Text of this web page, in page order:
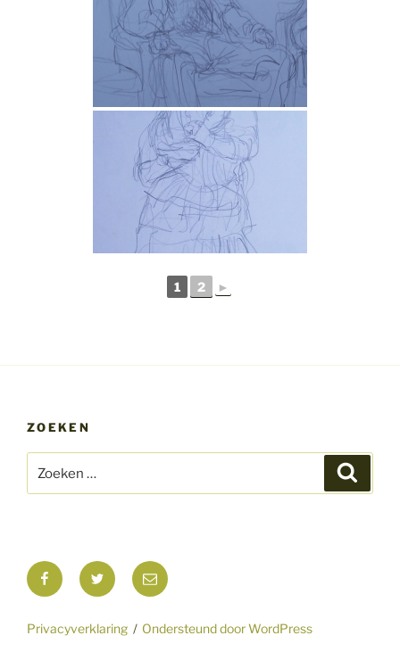
1 2 ►
ZOEKEN
naar:
FacebookTwitter E-
mail
Privacyverklaring Ondersteund door WordPress